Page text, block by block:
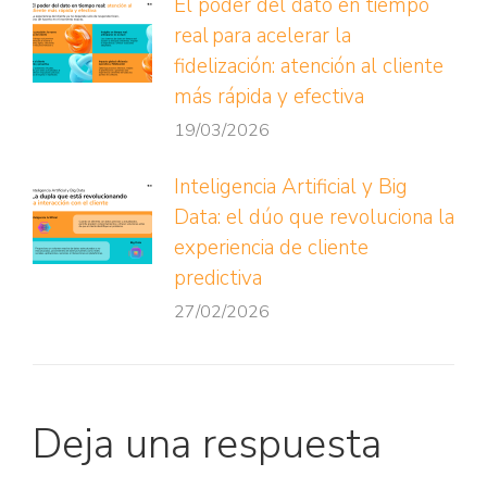
real para acelerar la
fidelización: atención al cliente
más rápida y efectiva
19/03/2026
Inteligencia Artificial y Big
Data: el dúo que revoluciona la
experiencia de cliente
predictiva
27/02/2026
Deja una respuesta